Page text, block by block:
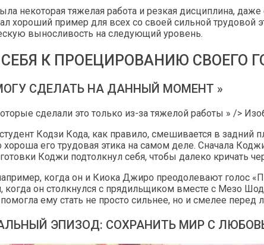
некоторая тяжелая работа и резкая дисциплина,
хороший пример для всех со своей сильной трудовой
выносливость на следующий уровень.
К ПРОЕЦИРОВАНИЮ СВОЕГО
СДЕЛАТЬ НА ДАННЫЙ МОМЕНТ »
Кодзи Кода, как правило, смешивается в задний
хороша его трудовая этика на самом деле. Сначала
Коджи подтолкнул себя, чтобы далеко кричать
когда он и Киока Джиро преодолевают
он столкнулся с прядильщиком вместе с Мезо
ему стать не просто сильнее, но и смелее перед
ЭПИЗОД: СОХРАНИТЬ МИР С